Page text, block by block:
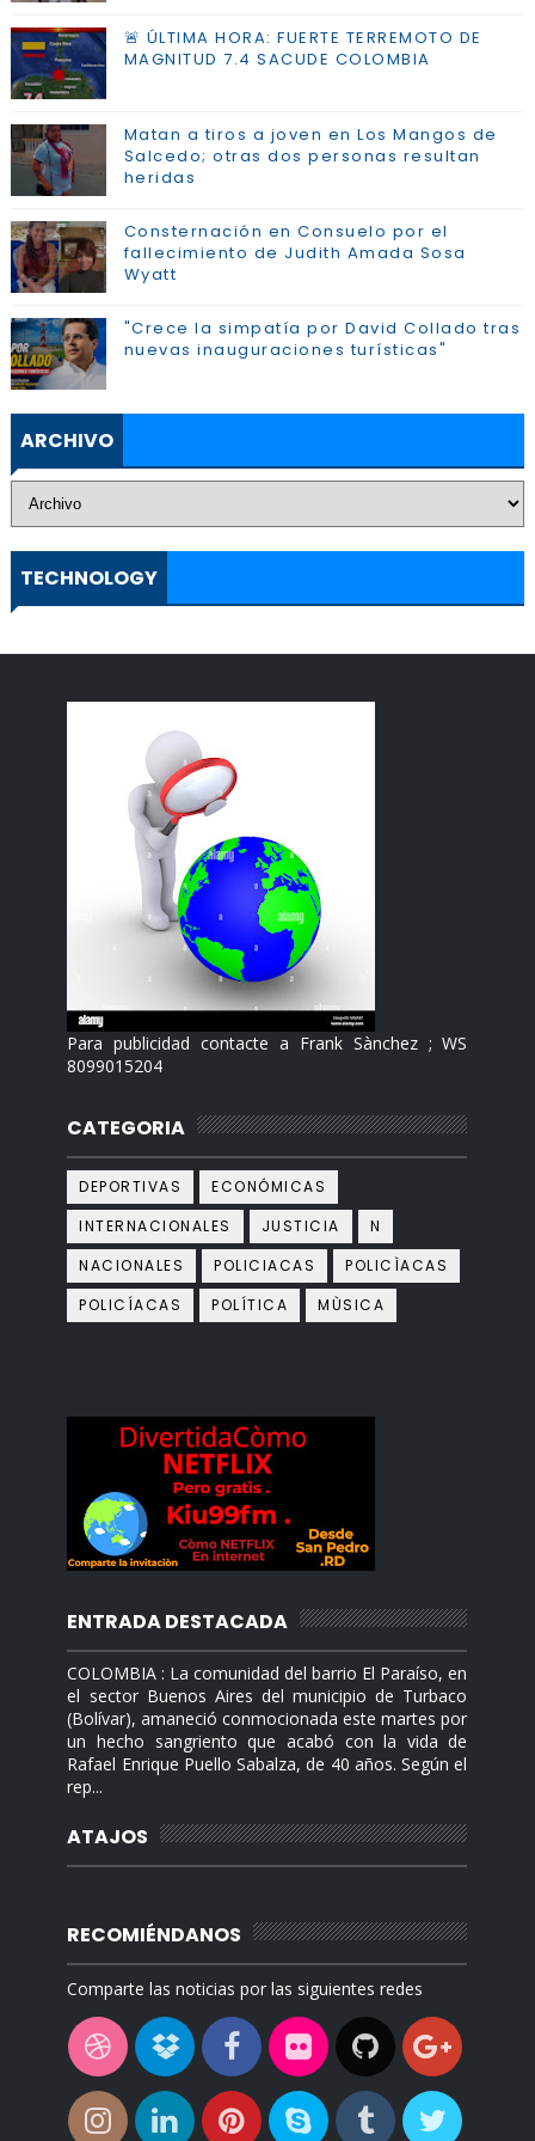
🚨 ÚLTIMA HORA: FUERTE TERREMOTO DE
MAGNITUD 7.4 SACUDE COLOMBIA
Matan a tiros a joven en Los Mangos de
Salcedo; otras dos personas resultan
heridas
Consternación en Consuelo por el
fallecimiento de Judith Amada Sosa
Wyatt
"Crece la simpatía por David Collado tras
nuevas inauguraciones turísticas"
ARCHIVO
TECHNOLOGY
Para publicidad contacte a Frank Sànchez ; WS
8099015204
CATEGORIA
DEPORTIVAS
ECONÓMICAS
INTERNACIONALES
JUSTICIA
N
NACIONALES
POLICIACAS
POLICÌACAS
POLICÍACAS
POLÍTICA MÙSICA
ENTRADA DESTACADA
COLOMBIA : La comunidad del barrio El Paraíso, en
el sector Buenos Aires del municipio de Turbaco
(Bolívar), amaneció conmocionada este martes por
un hecho sangriento que acabó con la vida de
Rafael Enrique Puello Sabalza, de 40 años. Según el
rep...
ATAJOS
RECOMIÉNDANOS
Comparte las noticias por las siguientes redes